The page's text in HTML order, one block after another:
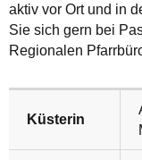
aktiv vor Ort und in
Sie sich gern bei
Regionalen
Küsterin